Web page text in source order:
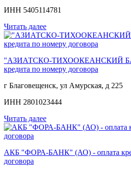
ИНН 5405114781
Читать далее
"АЗИАТСКО-ТИХООКЕАНСКИЙ
кредита по номеру договора
г Благовещенск, ул Амурская, д 225
ИНН 2801023444
Читать далее
АКБ "ФОРА-БАНК" (АО) - оплата
договора